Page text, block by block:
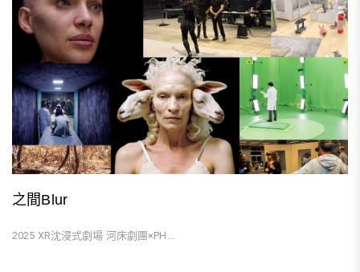
之間Blur
2025 XR沈浸式劇場 河床劇團×PH...